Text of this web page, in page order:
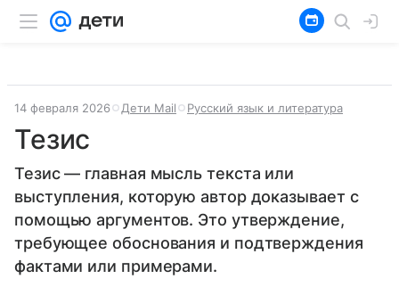
14 февраля 2026 Дети Mail Русский язык и литература
Тезис
Тезис — главная мысль текста или
выступления, которую автор доказывает с
помощью аргументов. Это утверждение,
требующее обоснования и подтверждения
фактами или примерами.